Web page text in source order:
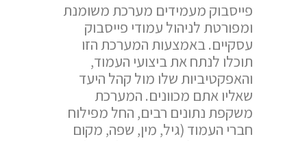
פייסבוק מעמידים מערכת משומנת
ומפורטת לניהול עמודי פייסבוק
עסקיים. באמצעות המערכת הזו
תוכלו לנתח את ביצועי העמוד,
והאפקטיביות שלו מול קהל היעד
שאליו אתם מכוונים. המערכת
משקפת נתונים רבים, החל מפילוח
חברי העמוד (גיל, מין, שפה, מקום